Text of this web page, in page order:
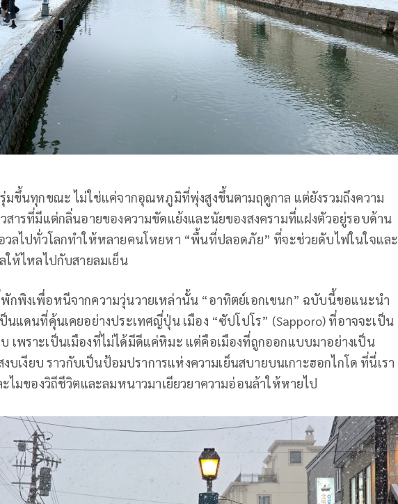
มขึ้นทุกขณะ ไม่ใช่แค่จากอุณหภูมิที่พุ่งสูงขึ้นตามฤดูกาล แต่ยังรวมถึงความ
สารที่มีแต่กลิ่นอายของความขัดแย้งและนัยของสงครามที่แฝงตัวอยู่รอบด้าน
วลไปทั่วโลกทำให้หลายคนโหยหา “พื้นที่ปลอดภัย” ที่จะช่วยดับไฟในใจและ
ให้ไหลไปกับสายลมเย็น
กพิงเพื่อหนีจากความวุ่นวายเหล่านั้น “อาทิตย์เอกเขนก” ฉบับนี้ขอแนะนำ
นแดนที่คุ้นเคยอย่างประเทศญี่ปุ่น เมือง “ซัปโปโร” (Sapporo) ที่อาจจะเป็น
พราะเป็นเมืองที่ไม่ได้มีดีแค่หิมะ แต่คือเมืองที่ถูกออกแบบมาอย่างเป็น
บเงียบ ราวกับเป็นป้อมปราการแห่งความเย็นสบายบนเกาะฮอกไกโด ที่นี่เรา
ไมของวิถีชีวิตและลมหนาวมาเยียวยาความอ่อนล้าให้หายไป